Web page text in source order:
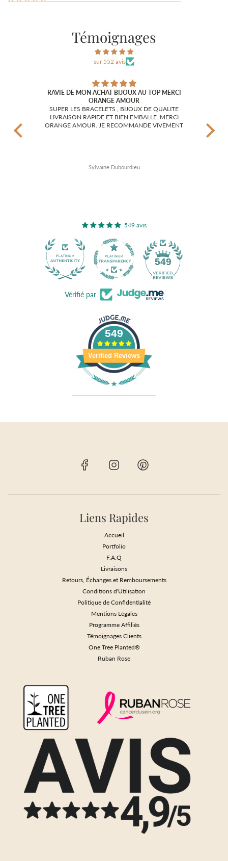
Témoignages
sur 552 avis
RAVIE DE MON ACHAT BIJOUX AU TOP MERCI
ORANGE AMOUR
SUPER LES BRACELETS , BIJOUX DE QUALITE
LIVRAISON RAPIDE ET BIEN EMBALLE. MERCI
ORANGE AMOUR. JE RECOMMANDE VIVEMENT
Sylvaine Dubourdieu
549 avis
549
Vérifié par
549
Verified Reviews
Liens Rapides
Accueil
Portfolio
F.A.Q
Livraisons
Retours, Échanges et Remboursements
Conditions d'Utilisation
Politique de Confidentialité
Mentions Légales
Programme Affiliés
Témoignages Clients
One Tree Planted®
Ruban Rose